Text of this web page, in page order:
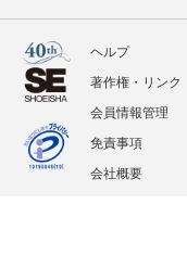
ヘルプ
著作権・リンク
会員情報管理
免責事項
会社概要